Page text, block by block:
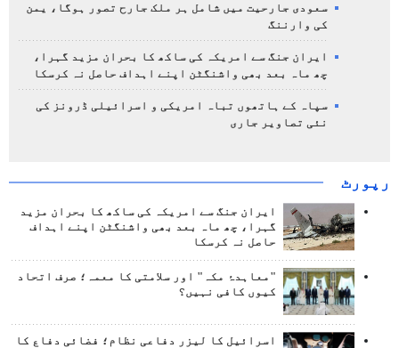
سعودی جارحیت میں شامل ہر ملک جارح تصور ہوگا، یمن
کی وارننگ
ایران جنگ سے امریکہ کی ساکھ کا بحران مزید گہرا،
چھ ماہ بعد بھی واشنگٹن اپنے اہداف حاصل نہ کرسکا
سپاہ کے ہاتھوں تباہ امریکی و اسرائیلی ڈرونز کی
نئی تصاویر جاری
رپورٹ
ایران جنگ سے امریکہ کی ساکھ کا بحران مزید
گہرا، چھ ماہ بعد بھی واشنگٹن اپنے اہداف
حاصل نہ کرسکا
"معاہدۂ مکہ" اور سلامتی کا معمہ؛ صرف اتحاد
کیوں کافی نہیں؟
اسرائیل کا لیزر دفاعی نظام؛ فضائی دفاع کا